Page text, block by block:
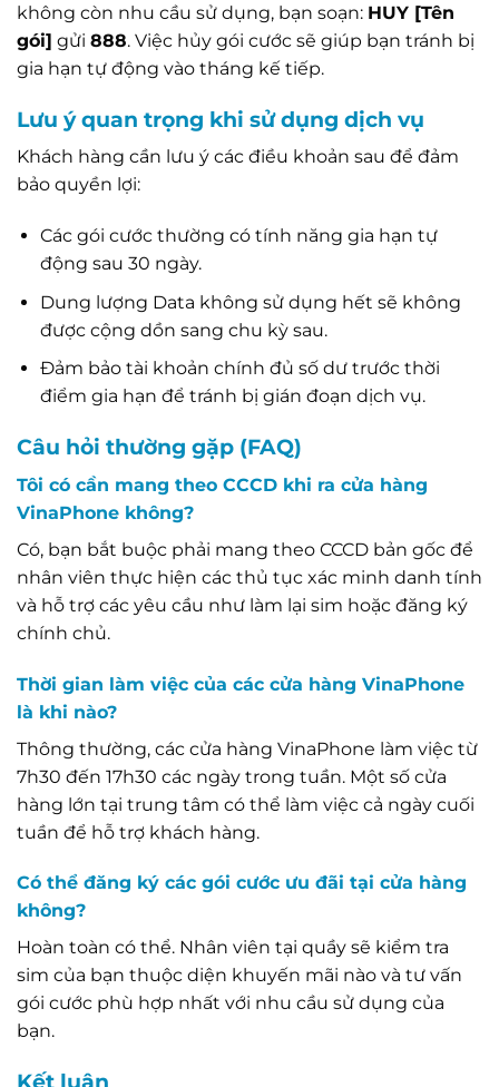
không còn nhu cầu sử dụng, bạn soạn: HUY [Tên
gói] gửi 888. Việc hủy gói cước sẽ giúp bạn tránh bị
gia hạn tự động vào tháng kế tiếp.
Lưu ý quan trọng khi sử dụng dịch vụ
Khách hàng cần lưu ý các điều khoản sau để đảm
bảo quyền lợi:
Các gói cước thường có tính năng gia hạn tự
động sau 30 ngày.
Dung lượng Data không sử dụng hết sẽ không
được cộng dồn sang chu kỳ sau.
Đảm bảo tài khoản chính đủ số dư trước thời
điểm gia hạn để tránh bị gián đoạn dịch vụ.
Câu hỏi thường gặp (FAQ)
Tôi có cần mang theo CCCD khi ra cửa hàng
VinaPhone không?
Có, bạn bắt buộc phải mang theo CCCD bản gốc để
nhân viên thực hiện các thủ tục xác minh danh tính
và hỗ trợ các yêu cầu như làm lại sim hoặc đăng ký
chính chủ.
Thời gian làm việc của các cửa hàng VinaPhone
là khi nào?
Thông thường, các cửa hàng VinaPhone làm việc từ
7h30 đến 17h30 các ngày trong tuần. Một số cửa
hàng lớn tại trung tâm có thể làm việc cả ngày cuối
tuần để hỗ trợ khách hàng.
Có thể đăng ký các gói cước ưu đãi tại cửa hàng
không?
Hoàn toàn có thể. Nhân viên tại quầy sẽ kiểm tra
sim của bạn thuộc diện khuyến mãi nào và tư vấn
gói cước phù hợp nhất với nhu cầu sử dụng của
bạn.